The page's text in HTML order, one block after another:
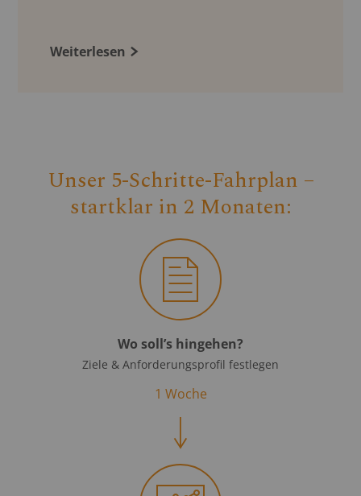
Weiterlesen
Unser 5-Schritte-Fahrplan –
startklar in 2 Monaten:
Wo soll’s hingehen?
Ziele & Anforder­ungs­profil festlegen
1 Woche